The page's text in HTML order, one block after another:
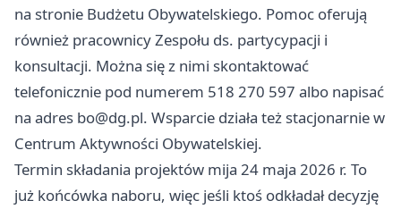
na stronie Budżetu Obywatelskiego. Pomoc oferują
również pracownicy Zespołu ds. partycypacji i
konsultacji. Można się z nimi skontaktować
telefonicznie pod numerem 518 270 597 albo napisać
na adres bo@dg.pl. Wsparcie działa też stacjonarnie w
Centrum Aktywności Obywatelskiej.
Termin składania projektów mija 24 maja 2026 r. To
już końcówka naboru, więc jeśli ktoś odkładał decyzję